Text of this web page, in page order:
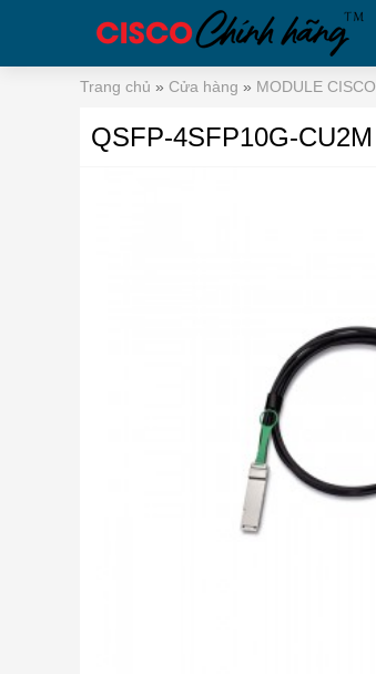
Trang chủ » Cửa hàng » MODULE CISCO
QSFP-4SFP10G-CU2M